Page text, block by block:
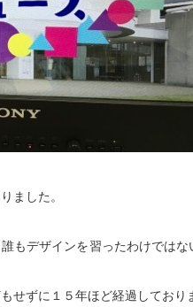
ました。
もデザインを習ったわけでは
せずに１５年ほど経過しており